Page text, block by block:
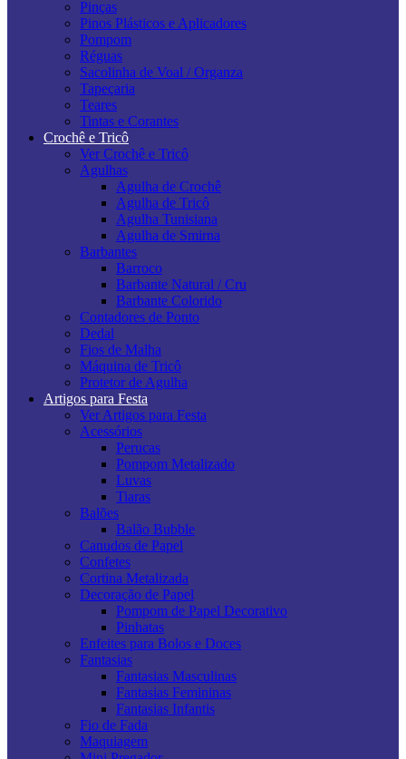
Pinças
Pinos Plásticos e Aplicadores
Pompom
Réguas
Sacolinha de Voal / Organza
Tapeçaria
Teares
Tintas e Corantes
Crochê e Tricô
Ver Crochê e Tricô
Agulhas
Agulha de Crochê
Agulha de Tricô
Agulha Tunisiana
Agulha de Smirna
Barbantes
Barroco
Barbante Natural / Cru
Barbante Colorido
Contadores de Ponto
Dedal
Fios de Malha
Máquina de Tricô
Protetor de Agulha
Artigos para Festa
Ver Artigos para Festa
Acessórios
Perucas
Pompom Metalizado
Luvas
Tiaras
Balões
Balão Bubble
Canudos de Papel
Confetes
Cortina Metalizada
Decoração de Papel
Pompom de Papel Decorativo
Pinhatas
Enfeites para Bolos e Doces
Fantasias
Fantasias Masculinas
Fantasias Femininas
Fantasias Infantis
Fio de Fada
Maquiagem